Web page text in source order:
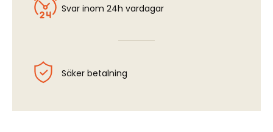
Svar inom 24h vardagar
Säker betalning